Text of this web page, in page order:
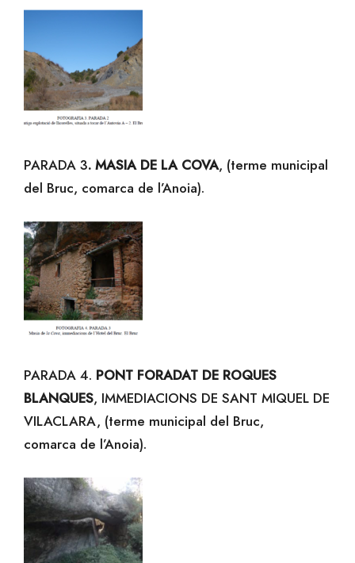
PARADA 3. MASIA DE LA COVA, (terme municipal
del Bruc, comarca de l’Anoia).
PARADA 4. PONT FORADAT DE ROQUES
BLANQUES, IMMEDIACIONS DE SANT MIQUEL DE
VILACLARA, (terme municipal del Bruc,
comarca de l’Anoia).